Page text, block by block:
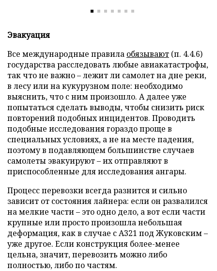
Эвакуация
Все международные правила обязывают (п. 4.4.6)
государства расследовать любые авиакатастрофы,
так что не важно – лежит ли самолет на дне реки,
в лесу или на кукурузном поле: необходимо
выяснить, что с ним произошло. А далее уже
попытаться сделать выводы, чтобы снизить риск
повторений подобных инцидентов. Проводить
подобные исследования гораздо проще в
специальных условиях, а не на месте падения,
поэтому в подавляющем большинстве случаев
самолеты эвакуируют – их отправляют в
приспособленные для исследования ангары.
Процесс перевозки всегда разнится и сильно
зависит от состояния лайнера: если он развалился
на мелкие части – это одно дело, а вот если части
крупные или просто произошла небольшая
деформация, как в случае с A321 под Жуковским –
уже другое. Если конструкция более-менее
цельна, значит, перевозить можно либо
полностью, либо по частям.